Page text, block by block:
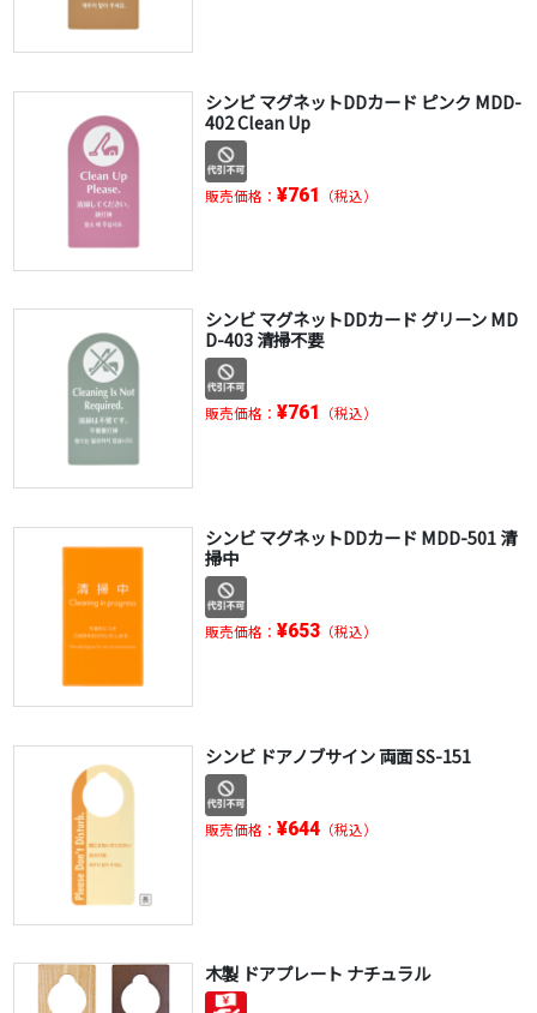
シンビ マグネットDDカード ピンク MDD-
402 Clean Up
販売価格： ¥761 （税込）
シンビ マグネットDDカード グリーン MD
D-403 清掃不要
販売価格： ¥761 （税込）
シンビ マグネットDDカード MDD-501 清
掃中
販売価格： ¥653（税込）
シンビ ドアノブサイン 両面 SS-151
販売価格： ¥644（税込）
木製 ドアプレート ナチュラル